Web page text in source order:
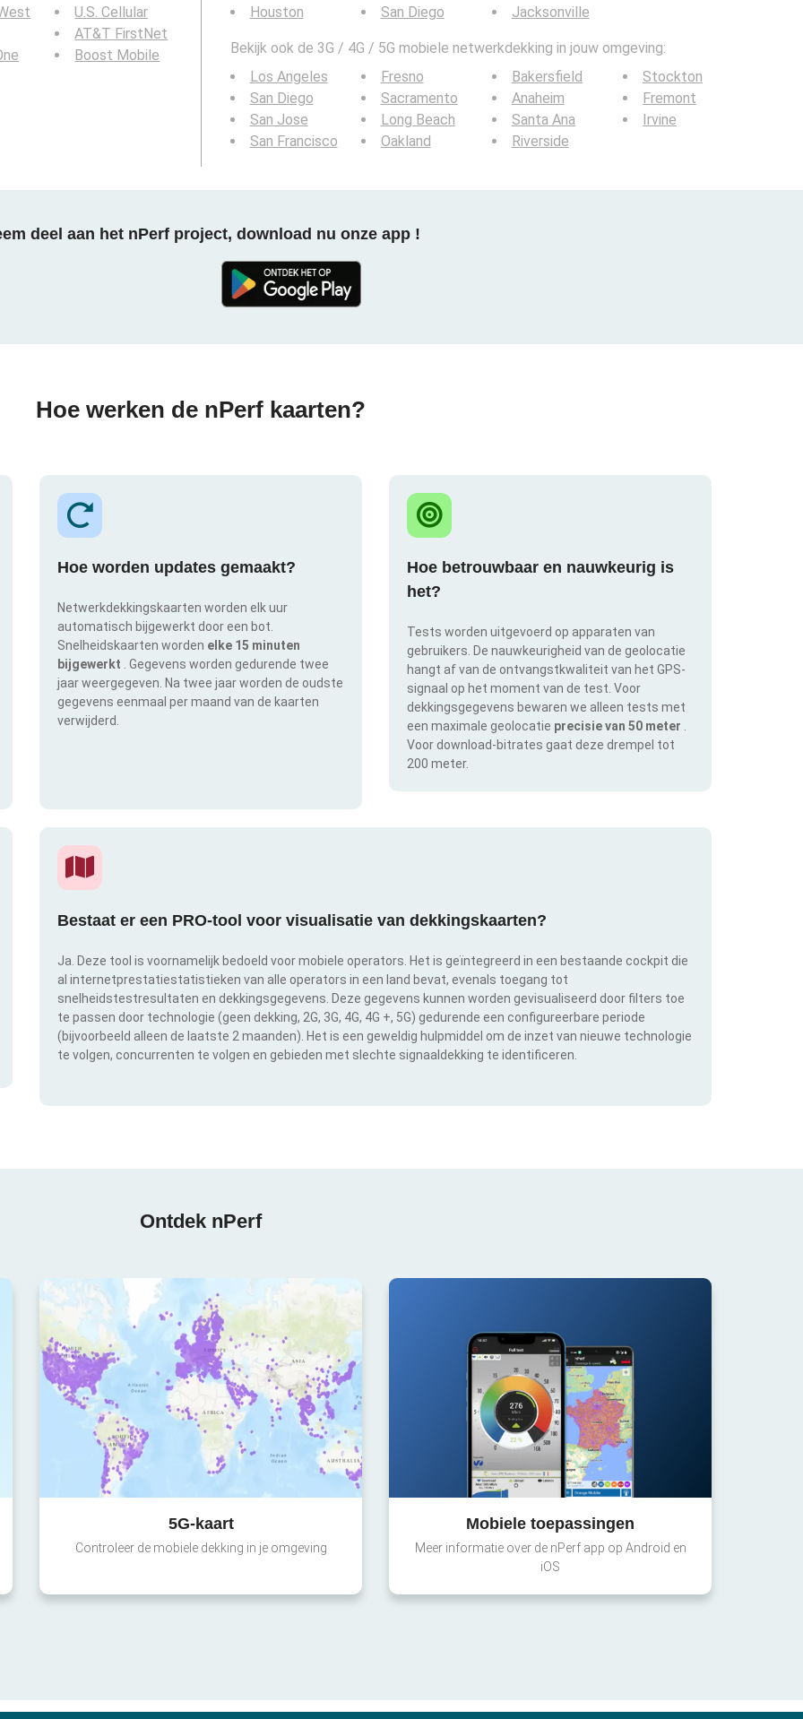
U.S. Cellular
AT&T FirstNet
Boost Mobile
Houston
San Diego
Jacksonville
Bekijk ook de 3G / 4G / 5G mobiele netwerkdekking in jouw omgeving:
Los Angeles
San Diego
San Jose
San Francisco
Fresno
Sacramento
Long Beach
Oakland
Bakersfield
Anaheim
Santa Ana
Riverside
Stockton
Fremont
Irvine
deel aan het nPerf project, download nu onze app !
Hoe werken de nPerf kaarten?
Hoe worden updates gemaakt?
Netwerkdekkingskaarten worden elk uur
automatisch bijgewerkt door een bot.
Snelheidskaarten worden elke 15 minuten
bijgewerkt
. Gegevens worden gedurende twee
jaar weergegeven. Na twee jaar worden de oudste
gegevens eenmaal per maand van de kaarten
verwijderd.
Hoe betrouwbaar en nauwkeurig is
het?
Tests worden uitgevoerd op apparaten van
gebruikers. De nauwkeurigheid van de geolocatie
hangt af van de ontvangstkwaliteit van het GPS-
signaal op het moment van de test. Voor
dekkingsgegevens bewaren we alleen tests met
een maximale geolocatie precisie van 50 meter
Voor download-bitrates gaat deze drempel tot
200 meter.
Bestaat er een PRO-tool voor visualisatie van dekkingskaarten?
Ja. Deze tool is voornamelijk bedoeld voor mobiele operators. Het is geïntegreerd in een bestaande cockpit die
al internetprestatiestatistieken van alle operators in een land bevat, evenals toegang tot
snelheidstestresultaten en dekkingsgegevens. Deze gegevens kunnen worden gevisualiseerd door filters toe
te passen door technologie (geen dekking, 2G, 3G, 4G, 4G +, 5G) gedurende een configureerbare periode
(bijvoorbeeld alleen de laatste 2 maanden). Het is een geweldig hulpmiddel om de inzet van nieuwe technologie
te volgen, concurrenten te volgen en gebieden met slechte signaaldekking te identificeren.
Ontdek nPerf
5G-kaart
Controleer de mobiele dekking in je omgeving
Mobiele toepassingen
Meer informatie over de nPerf app op Android en
iOS